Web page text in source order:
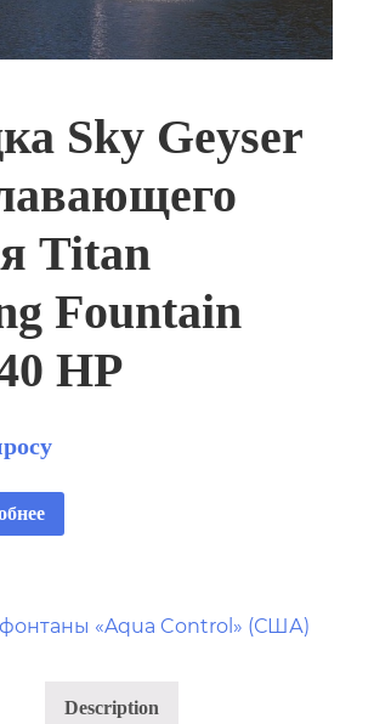
Sky Geyser
Titan
Fountain
HP
«Aqua Control» (США)
Description